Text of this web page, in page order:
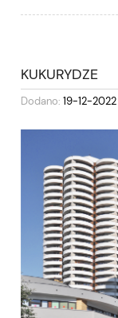
KUKURYDZE
Dodano: 19-12-2022